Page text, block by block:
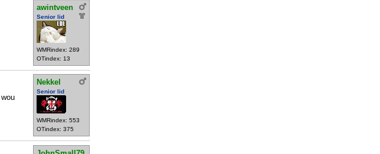
awintveen
Senior lid
WMRindex: 289
OTindex: 13
Nekkel
Senior lid
WMRindex: 553
OTindex: 375